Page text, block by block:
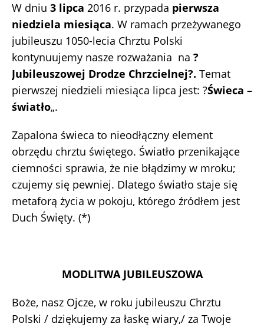
W dniu 3 lipca 2016 r. przypada pierwsza
niedziela miesiąca. W ramach przeżywanego
jubileuszu 1050-lecia Chrztu Polski
kontynuujemy nasze rozważania na ?
Jubileuszowej Drodze Chrzcielnej?. Temat
pierwszej niedzieli miesiąca lipca jest: ?Świeca –
światło„.
Zapalona świeca to nieodłączny element
obrzędu chrztu świętego. Światło przenikające
ciemności sprawia, że nie błądzimy w mroku;
czujemy się pewniej. Dlatego światło staje się
metaforą życia w pokoju, którego źródłem jest
Duch Święty. (*)
MODLITWA JUBILEUSZOWA
Boże, nasz Ojcze, w roku jubileuszu Chrztu
Polski / dziękujemy za łaskę wiary,/ za Twoje